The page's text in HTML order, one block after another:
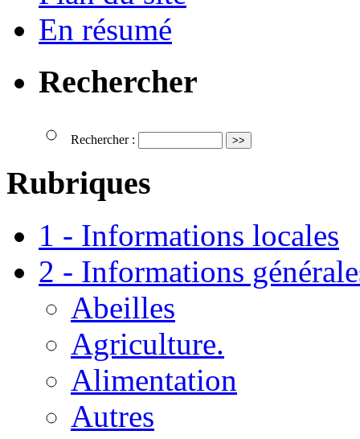
En résumé
Rechercher
Rechercher :
Rubriques
1 - Informations locales
2 - Informations
Abeilles
Agriculture.
Alimentation
Autres